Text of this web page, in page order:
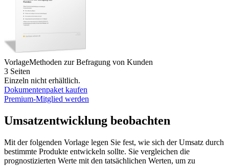
VorlageMethoden zur Befragung von Kunden
3 Seiten
Einzeln nicht erhältlich.
Dokumentenpaket kaufen
Premium-Mitglied werden
Umsatzentwicklung beobachten
Mit der folgenden Vorlage legen Sie fest, wie sich der Umsatz durch
bestimmte Produkte entwickeln sollte. Sie vergleichen die
prognostizierten Werte mit den tatsächlichen Werten, um zu